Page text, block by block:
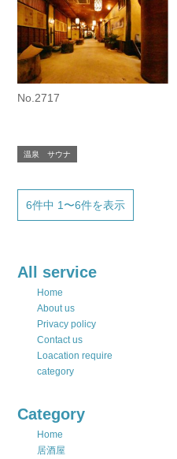
No.2717
温泉 サウナ
6件中 1〜6件を表示
All service
Home
About us
Privacy policy
Contact us
Loacation require
category
Category
Home
居酒屋